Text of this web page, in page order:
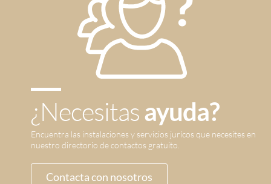
¿Necesitasayuda?
Encuentra las instalaciones y servicios jurícos que necesites en
nuestro directorio de contactos gratuito.
Contacta con nosotros